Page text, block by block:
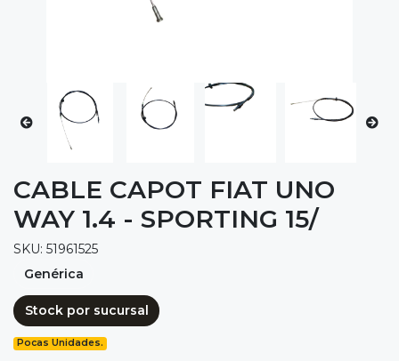
CABLE CAPOT FIAT UNO
WAY 1.4 - SPORTING 15/
SKU: 51961525
Genérica
Stock por sucursal
Pocas Unidades.